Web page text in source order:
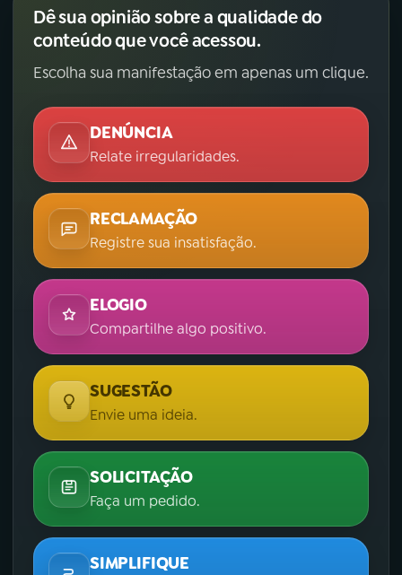
Dê sua opinião sobre a qualidade do
conteúdo que você acessou.
Escolha sua manifestação em apenas um clique.
DENÚNCIA
Relate irregularidades.
RECLAMAÇÃO
Registre sua insatisfação.
ELOGIO
Compartilhe algo positivo.
SUGESTÃO
Envie uma ideia.
SOLICITAÇÃO
Faça um pedido.
SIMPLIFIQUE